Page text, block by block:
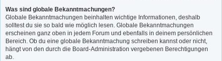
Was sind globale Bekanntmachungen?
Globale Bekanntmachungen beinhalten wichtige Informationen, deshalb
solltest du sie so bald wie möglich lesen. Globale Bekanntmachungen
erscheinen ganz oben in jedem Forum und ebenfalls in deinem persönlichen
Bereich. Ob du eine globale Bekanntmachung schreiben kannst oder nicht,
hängt von den durch die Board-Administration vergebenen Berechtigungen
ab.